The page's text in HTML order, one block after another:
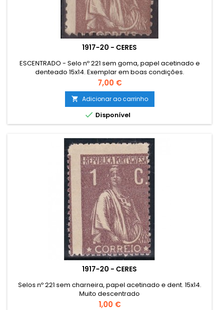
1917-20 - CERES
ESCENTRADO - Selo nº 221 sem goma, papel acetinado e
denteado 15x14. Exemplar em boas condições.
Preço
7,00 €
 Adicionar ao carrinho
 Disponível
1917-20 - CERES
Selos nº 221 sem charneira, papel acetinado e dent. 15x14.
Muito descentrado
Preço
1,00 €